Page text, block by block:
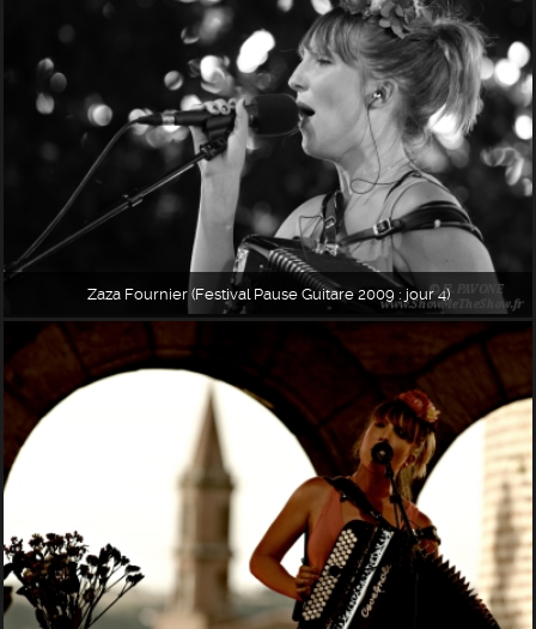
Zaza Fournier (Festival Pause Guitare 2009 : jour 4)